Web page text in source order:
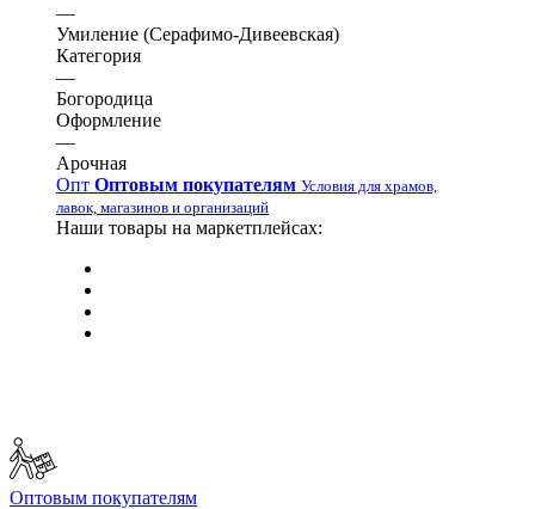
—
Умиление (Серафимо-Дивеевская)
Категория
—
Богородица
Оформление
—
Арочная
Опт Оптовым покупателям Условия для храмов,
лавок, магазинов и организаций
Наши товары на маркетплейсах:
Оптовым покупателям